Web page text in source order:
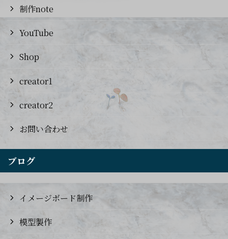
制作note
YouTube
Shop
creator1
creator2
お問い合わせ
ブログ
イメージボード制作
模型製作